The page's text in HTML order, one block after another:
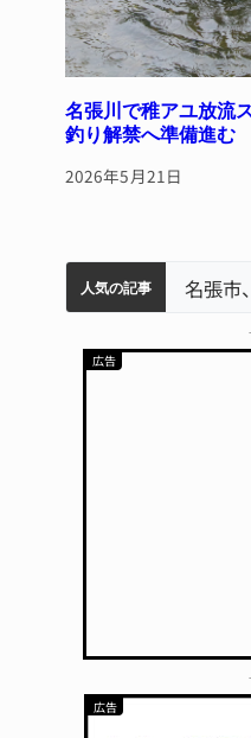
名張川で稚アユ放流
釣り解禁へ準備進む
2026年5月21日
人気の記事
名張市立病院のDMAT、熊本地震の被災地へ 能登以来3回目の派遣
【インターハイ⑨】ソフトテニス ミス減らし上位狙う 近大高専
リレーで東海中学総体へ 伊賀・名張
名張市、給食センター整備へ実施計画案 14小学校集約の年次計画も